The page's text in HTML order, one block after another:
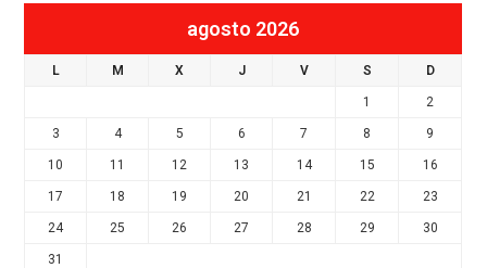
agosto 2026
L M X J V S D
1 2
3 4 5 6 7 8 9
10 11 12 13 14 15 16
17 18 19 20 21 22 23
24 25 26 27 28 29 30
31